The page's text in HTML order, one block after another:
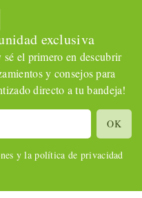
exclusiva
sé el primero en descubrir
y consejos para
directo a tu bandeja!
y la política de privacidad